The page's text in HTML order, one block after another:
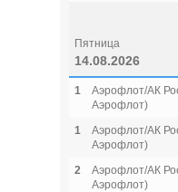
Пятница
14.08.2026
1
Аэрофлот/АК
Аэрофлот)
1
Аэрофлот/АК
Аэрофлот)
2
Аэрофлот/АК
Аэрофлот)